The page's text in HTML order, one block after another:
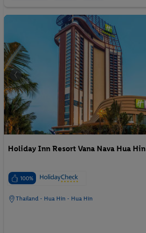
Holiday Inn Resort Vana Nava Hua Hin
100%
Thailand - Hua Hin - Hua Hin